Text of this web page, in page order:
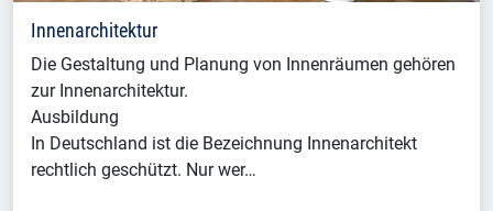
Innenarchitektur
Die Gestaltung und Planung von Innenräumen gehören
zur Innenarchitektur.
Ausbildung
In Deutschland ist die Bezeichnung Innenarchitekt
rechtlich geschützt. Nur wer…